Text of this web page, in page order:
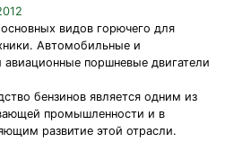
видов горючего для
Автомобильные и
поршневые двигатели
бензинов является одним из
промышленности и в
развитие этой отрасли.